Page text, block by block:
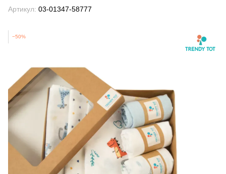
Артикул: 03-01347-58777
−50%